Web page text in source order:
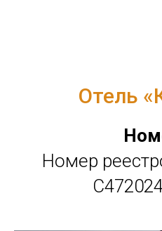
Отель
Номер